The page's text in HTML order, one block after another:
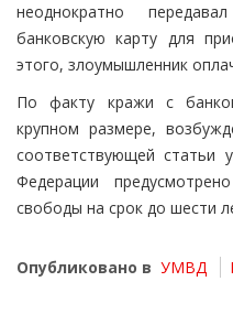
неоднократно
банковскую карту для
этого, злоумышленник
По факту кражи с
крупном размере,
соответствующей статьи
Федерации
свободы на срок до шести
Опубликовано в УМВД